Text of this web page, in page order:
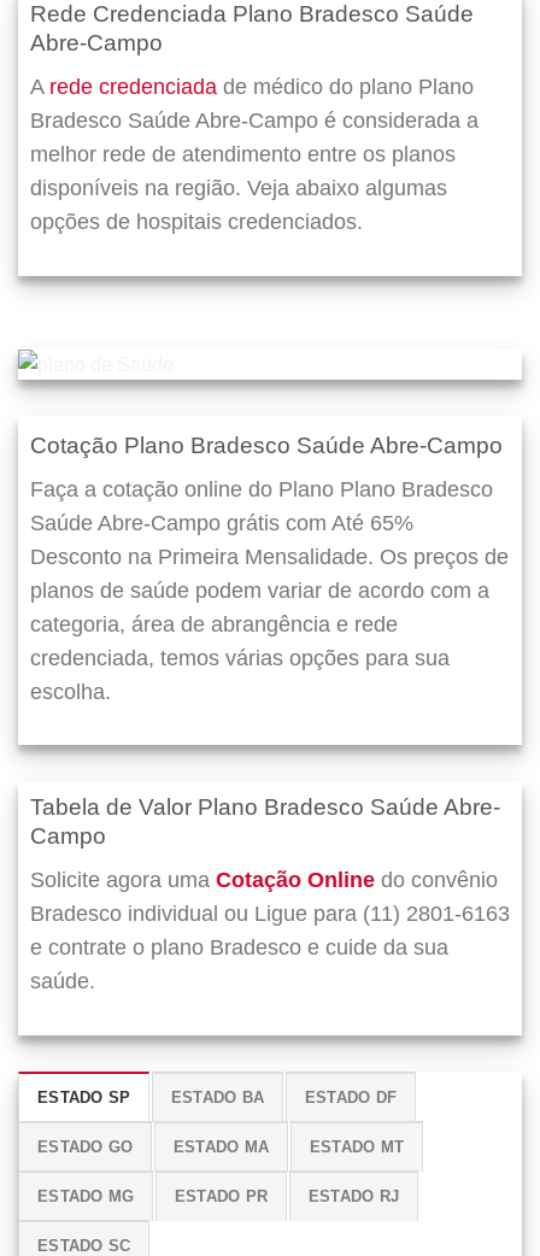
Rede Credenciada Plano Bradesco Saúde
Abre-Campo
A rede credenciada de médico do plano Plano
Bradesco Saúde Abre-Campo é considerada a
melhor rede de atendimento entre os planos
disponíveis na região. Veja abaixo algumas
opções de hospitais credenciados.
Cotação Plano Bradesco Saúde Abre-Campo
Faça a cotação online do Plano Plano Bradesco
Saúde Abre-Campo grátis com Até 65%
Desconto na Primeira Mensalidade. Os preços de
planos de saúde podem variar de acordo com a
categoria, área de abrangência e rede
credenciada, temos várias opções para sua
escolha.
Tabela de Valor Plano Bradesco Saúde Abre-
Campo
Solicite agora uma Cotação Online do convênio
Bradesco individual ou Ligue para (11) 2801-6163
e contrate o plano Bradesco e cuide da sua
saúde.
ESTADO SP ESTADO BA ESTADO DF
ESTADO GO ESTADO MA ESTADO MT
ESTADO MG ESTADO PR ESTADO RJ
ESTADO SC